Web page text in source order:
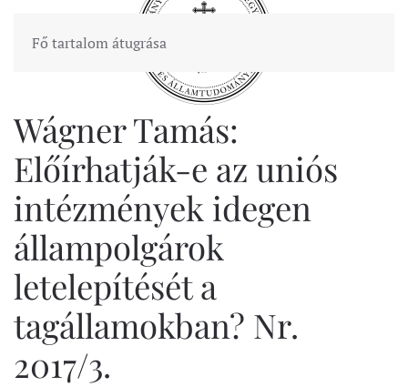
Fő tartalom átugrása
Wágner Tamás:
Előírhatják-e az uniós
intézmények idegen
állampolgárok
letelepítését a
tagállamokban? Nr.
2017/3.